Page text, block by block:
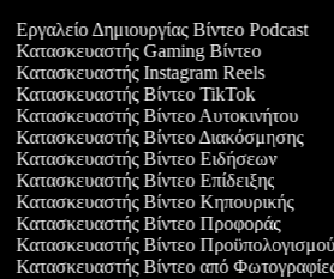
Εργαλείο Δημιουργίας Βίντεο Podcast
Κατασκευαστής Gaming Βίντεο
Κατασκευαστής Instagram Reels
Κατασκευαστής Βίντεο TikTok
Κατασκευαστής Βίντεο Αυτοκινήτου
Κατασκευαστής Βίντεο Διακόσμησης
Κατασκευαστής Βίντεο Ειδήσεων
Κατασκευαστής Βίντεο Επίδειξης
Κατασκευαστής Βίντεο Κηπουρικής
Κατασκευαστής Βίντεο Προφοράς
Κατασκευαστής Βίντεο Προϋπολογισμού
Κατασκευαστής Βίντεο από Φωτογραφίες